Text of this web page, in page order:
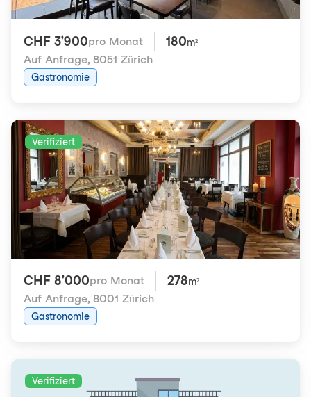
CHF 3'900pro Monat 180m²
Auf Anfrage, 8051 Zürich
Gastronomie
Verifiziert
CHF 8'000pro Monat 278m²
Auf Anfrage, 8001 Zürich
Gastronomie
Verifiziert